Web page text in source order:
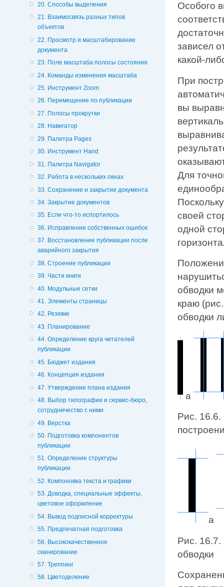
20. Способы выделения
21. Взаимосвязь разных типов
объектов
22. Просмотр и масштабирование
документа
23. Поле масштаба полосы состояния
24. Команды изменения масштаба
25. Инструмент Zoom
26. Перемещение по публикации
27. Полосы прокрутки
28. Навигатор
29. Палитра Pages
30. Инструмент Hand
31. Палитра Navigator
32. Работа в нескольких окнах
33. Сохранение и закрытие документа
34. Закрытие документов
35. Если что-то испортилось
36. Исправление собственных ошибок
37. Восстановление публикации после
аварийного закрытия
38. Строение публикации
39. Части книги
40. Модульные сетки
41. Элементы страницы
42. Резюме
43. Планирование
44. Определение круга читателей
публикации
45. Бюджет издания
46. Концепция издания
47. Утверждение плана издания
48. Выбор типографии и сервис-бюро,
сотрудничество с ними
49. Верстка
50. Подготовка компонентов
публикации
51. Определение структуры
публикации
52. Компоновка текста и графики
53. Доводка, специальные эффекты,
цветовое оформление
54. Вывод подписной корректуры
55. Предпечатная подготовка
56. Высококачественное
сканирование
57. Треппинг
58. Цветоделение
Особого
зависел
какой-
При
вы
Для
своей
одной
обводки
краю
обводки
а
Рис. 16.6.
а
Рис.
обводки